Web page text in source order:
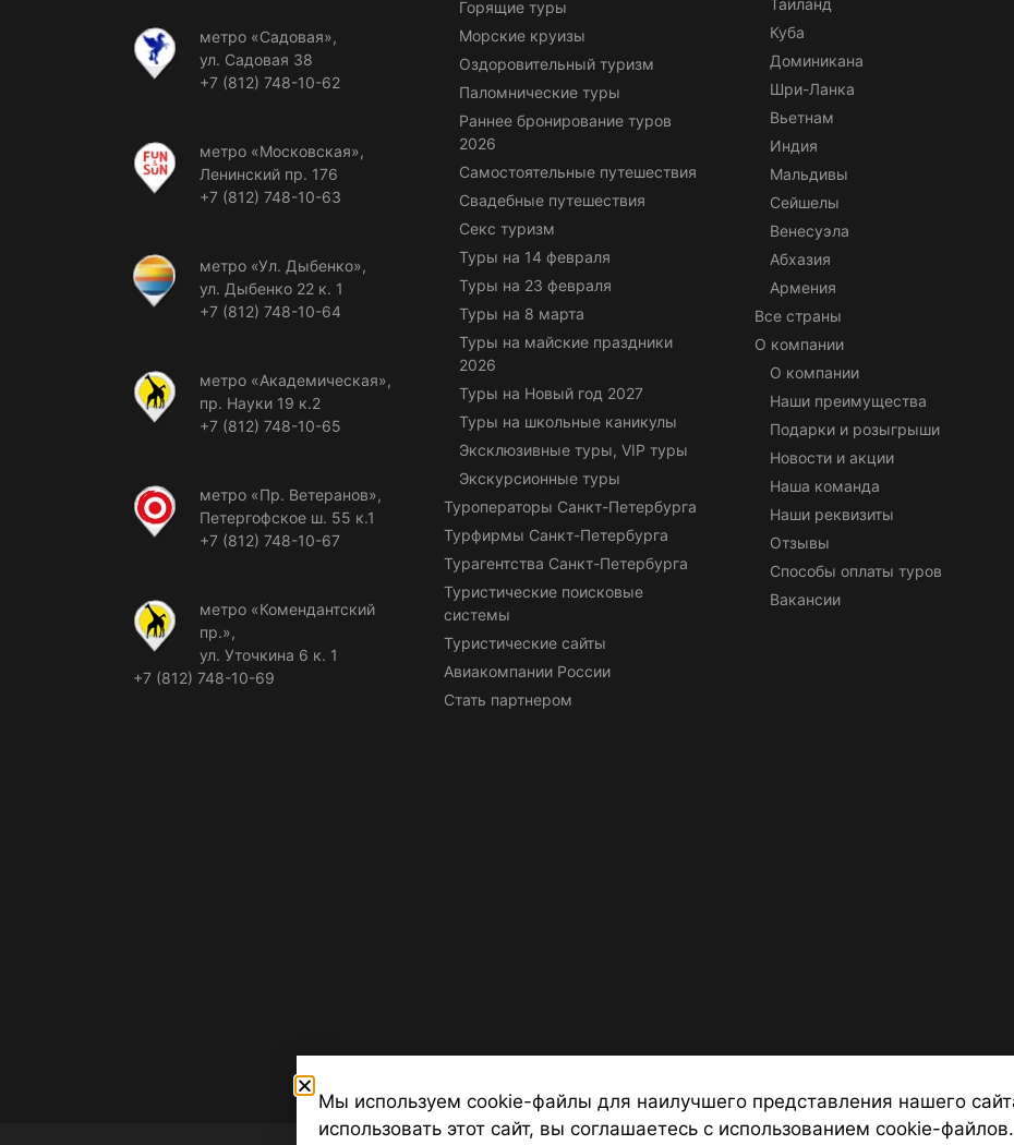
метро «Садовая»,
ул. Садовая 38
+7 (812) 748-10-62
метро «Московская»,
Ленинский пр. 176
+7 (812) 748-10-63
метро «Ул. Дыбенко»,
ул. Дыбенко 22 к. 1
+7 (812) 748-10-64
метро «Академическая»,
пр. Науки 19 к.2
+7 (812) 748-10-65
метро «Пр. Ветеранов»,
Петергофское ш. 55 к.1
+7 (812) 748-10-67
метро «Комендантский
пр.»,
ул. Уточкина 6 к. 1
+7 (812) 748-10-69
Горящие туры
Морские круизы
Оздоровительный туризм
Паломнические туры
Раннее бронирование туров
2026
Самостоятельные путешествия
Свадебные путешествия
Секс туризм
Туры на 14 февраля
Туры на 23 февраля
Туры на 8 марта
Туры на майские праздники
2026
Туры на Новый год 2027
Туры на школьные каникулы
Эксклюзивные туры, VIP туры
Экскурсионные туры
Туроператоры Санкт-Петербурга
Турфирмы Санкт-Петербурга
Турагентства Санкт-Петербурга
Туристические поисковые
системы
Туристические сайты
Авиакомпании России
Стать партнером
Куба
Доминикана
Шри-Ланка
Вьетнам
Индия
Мальдивы
Сейшелы
Венесуэла
Абхазия
Армения
Все страны
О компании
О компании
Наши преимущества
Подарки и розыгрыши
Новости и акции
Наша команда
Наши реквизиты
Отзывы
Способы оплаты туров
Вакансии
Мы используем cookie-файлы для наилучшего представления нашего
использовать этот сайт, вы соглашаетесь с использованием cookie-файлов.